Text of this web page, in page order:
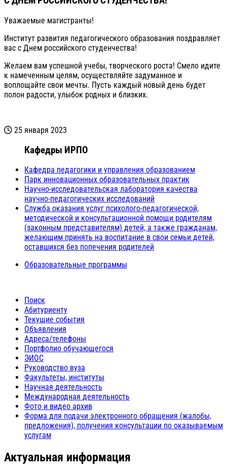
Уважаемые магистранты!
Институт развития педагогического образования поздравляет
вас с Днем российского студенчества!
Желаем вам успешной учебы, творческого роста! Смело идите
к намеченным целям, осуществляйте задуманное и
воплощайте свои мечты. Пусть каждый новый день будет
полон радости, улыбок родных и близких.
25 января 2023
Кафедры ИРПО
Кафедра педагогики и управления образованием
Парк инновационных образовательных практик
Научно-исследовательская лаборатория качества
научно-педагогических исследований
Служба оказания услуг психолого-педагогической,
методической и консультационной помощи родителям
(законным представителям) детей, а также гражданам,
желающим принять на воспитание в свои семьи детей,
оставшихся без попечения родителей
Образовательные программы
Поиск
Абитуриенту
Текущие события
Объявления
Адреса/телефоны
Портфолио обучающегося
ЭИОС
Руководство вуза
Факультеты, институты
Научная деятельность
Международная деятельность
Фото и видео архив
Форма для подачи электронного обращения (жалобы,
предложения), получения консультации по оказываемым
услугам
Актуальная информация